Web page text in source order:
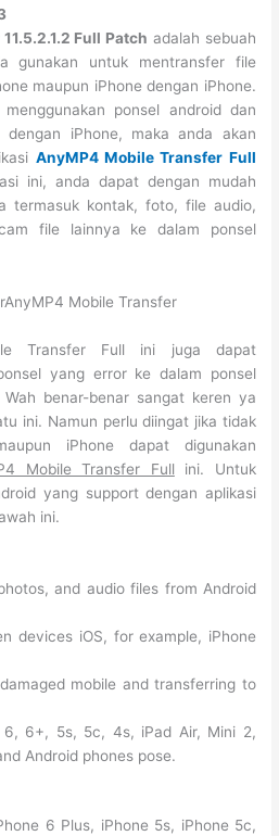
Full Patch adalah sebuah
gunakan untuk mentransfer file
maupun iPhone dengan iPhone.
ponsel android dan
dengan iPhone, maka anda akan
AnyMP4 Mobile Transfer Full
ini, anda dapat dengan mudah
termasuk kontak, foto, file audio,
file lainnya ke dalam ponsel
Transfer Full ini juga dapat
yang error ke dalam ponsel
benar-benar sangat keren ya
ini. Namun perlu diingat jika tidak
iPhone dapat digunakan
Mobile Transfer Full ini. Untuk
yang support dengan aplikasi
ini.
and audio files from Android
devices iOS, for example, iPhone
mobile and transferring to
6, 6+, 5s, 5c, 4s, iPad Air, Mini 2,
Android phones pose.
6 Plus, iPhone 5s, iPhone 5c,